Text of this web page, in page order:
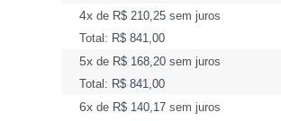
4x de R$ 210,25 sem juros
Total: R$ 841,00
5x de R$ 168,20 sem juros
Total: R$ 841,00
6x de R$ 140,17 sem juros